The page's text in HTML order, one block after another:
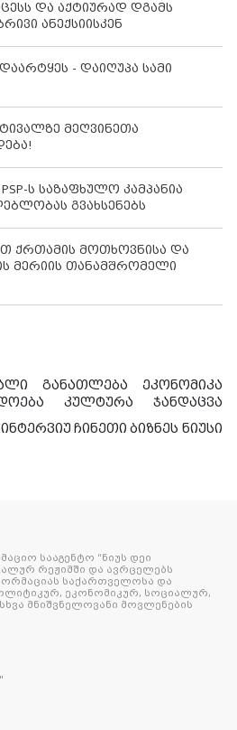
და აქტიურად დგამს
ანექსიისკენ
- დაიღუპა სამი
მეღვინეთა
ს საზაფხულო კამპანია
გვახსენებს
ქრთამის მოთხოვნისა და
მერიის თანამშრომელი
განათლება
ეკონომიკა
კულტურა
ჯანდაცვა
ინტერვიუ ჩინეთი ბიზნეს ნიუსი
სააგენტო “ნიუს დეი
რეჟიმში და ავრცელებს
საქართველოსა და
ეკონომიკურ, სოციალურ,
მნიშვნელოვანი მოვლენების